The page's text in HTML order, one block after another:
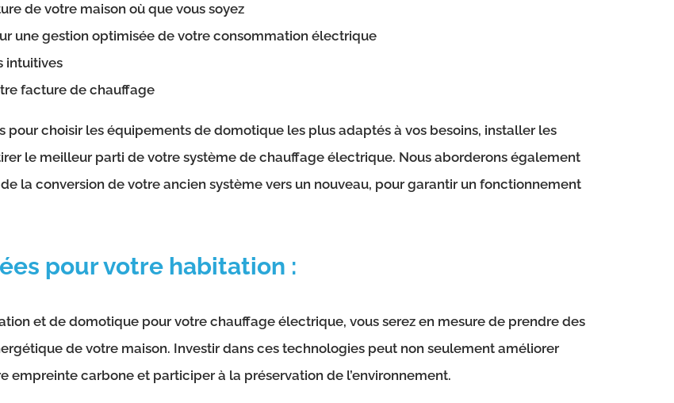
de votre maison où que vous soyez
une gestion optimisée de votre consommation électrique
intuitives
facture de chauffage
choisir les équipements de domotique les plus adaptés à vos besoins, installer les
le meilleur parti de votre système de chauffage électrique. Nous aborderons également
la conversion de votre ancien système vers un nouveau, pour garantir un fonctionnement
pour votre habitation :
et de domotique pour votre chauffage électrique, vous serez en mesure de prendre des
de votre maison. Investir dans ces technologies peut non seulement améliorer
empreinte carbone et participer à la préservation de l’environnement.